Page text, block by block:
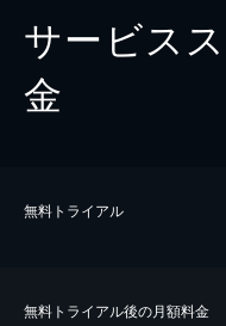
サービス
金
無料トライアル
無料トライアル後の⽉額料金